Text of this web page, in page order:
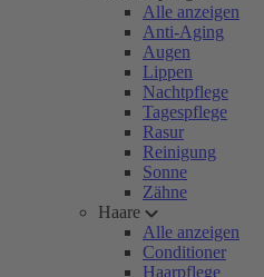
Alle anzeigen
Anti-Aging
Augen
Lippen
Nachtpflege
Tagespflege
Rasur
Reinigung
Sonne
Zähne
Haare
Alle anzeigen
Conditioner
Haarpflege